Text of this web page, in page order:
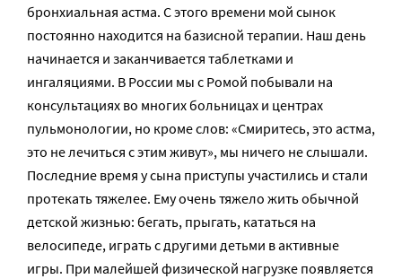
бронхиальная астма. С этого времени мой сынок
постоянно находится на базисной терапии. Наш день
начинается и заканчивается таблетками и
ингаляциями. В России мы с Ромой побывали на
консультациях во многих больницах и центрах
пульмонологии, но кроме слов: «Смиритесь, это астма,
это не лечиться с этим живут», мы ничего не слышали.
Последние время у сына приступы участились и стали
протекать тяжелее. Ему очень тяжело жить обычной
детской жизнью: бегать, прыгать, кататься на
велосипеде, играть с другими детьми в активные
игры. При малейшей физической нагрузке появляется